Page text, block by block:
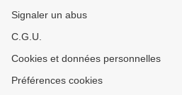
Signaler un abus
C.G.U.
Cookies et données personnelles
Préférences cookies